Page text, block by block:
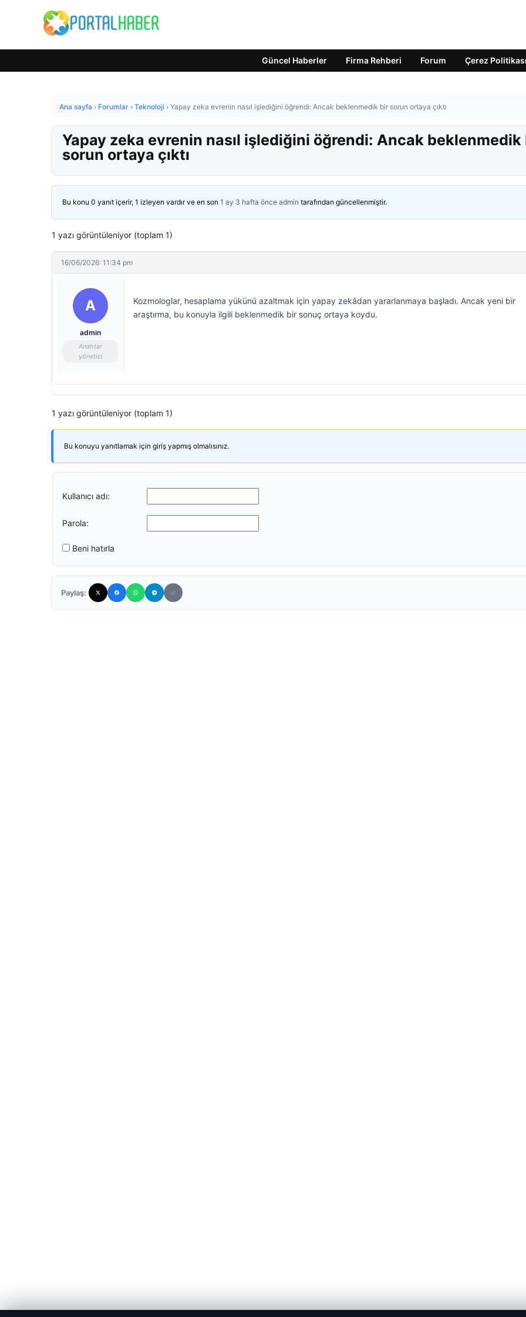
Güncel Haberler Firma Rehberi Forum Çerez Politikası
Ana sayfa › Forumlar › Teknoloji › Yapay zeka evrenin nasıl işlediğini öğrendi: Ancak beklenmedik bir sorun ortaya çıktı
Yapay zeka evrenin nasıl işlediğini öğrendi: Ancak beklenmedik
sorun ortaya çıktı
Bu konu 0 yanıt içerir, 1 izleyen vardır ve en son 1 ay 3 hafta önce admin tarafından güncellenmiştir.
1 yazı görüntüleniyor (toplam 1)
16/06/2026: 11:34 pm
A
admin
Anahtar
yönetici
Kozmologlar, hesaplama yükünü azaltmak için yapay zekâdan yararlanmaya başladı. Ancak yeni bir
araştırma, bu konuyla ilgili beklenmedik bir sonuç ortaya koydu.
1 yazı görüntüleniyor (toplam 1)
Bu konuyu yanıtlamak için giriş yapmış olmalısınız.
Kullanıcı adı:
Parola:
Beni hatırla
Paylaş: